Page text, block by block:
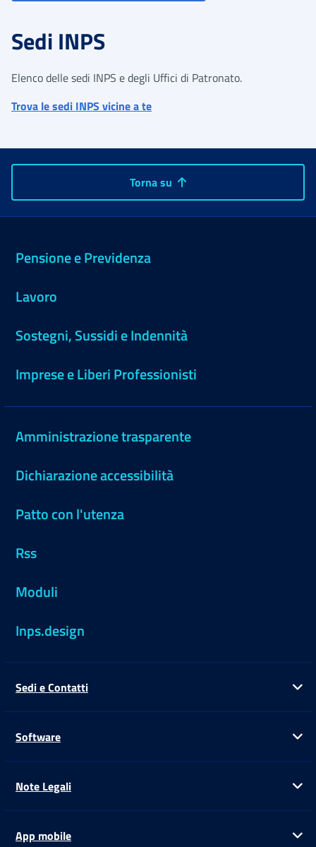
Sedi INPS
Elenco delle sedi INPS e degli Uffici di Patronato.
Trova le sedi INPS vicine a te
Torna su
Pensione e Previdenza
Lavoro
Sostegni, Sussidi e Indennità
Imprese e Liberi Professionisti
Amministrazione trasparente
Dichiarazione accessibilità
Patto con l'utenza
Rss
Moduli
Inps.design
Sedi e Contatti
Software
Note Legali
App mobile